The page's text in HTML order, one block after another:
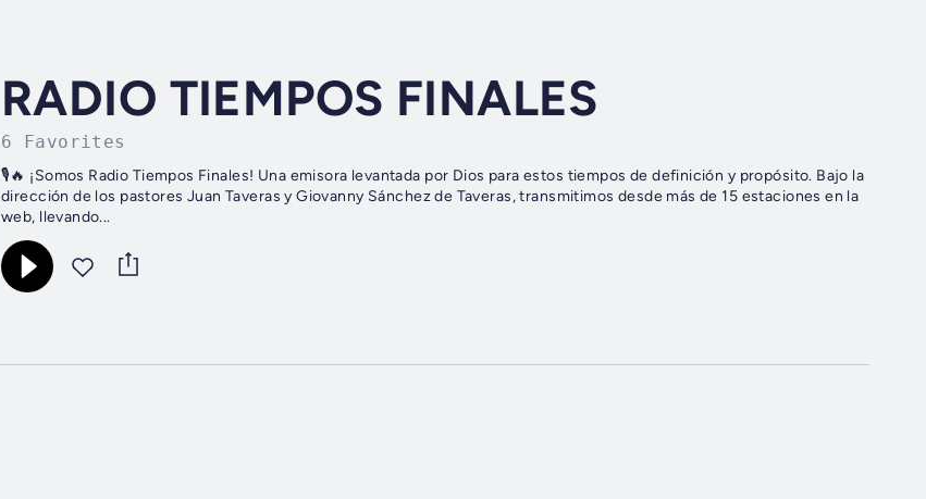
RADIO TIEMPOS FINALES
6 Favorites
🎙️🔥 ¡Somos Radio Tiempos Finales! Una emisora levantada por Dios para estos tiempos de definición y propósito. Bajo la
dirección de los pastores Juan Taveras y Giovanny Sánchez de Taveras, transmitimos desde más de 15 estaciones en la
web, llevando...